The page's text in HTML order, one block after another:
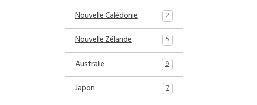
Nouvelle Calédonie 2
Nouvelle Zélande 5
Australie 9
Japon 7